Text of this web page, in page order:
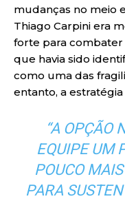
mudanças no meio
Thiago Carpini era
forte para
que havia sido
como uma das
entanto, a
“A OPÇÃO
EQUIPE UM
POUCO
PARA